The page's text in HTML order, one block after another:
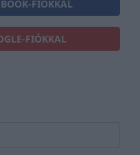
FIÓKKAL
FIÓKKAL